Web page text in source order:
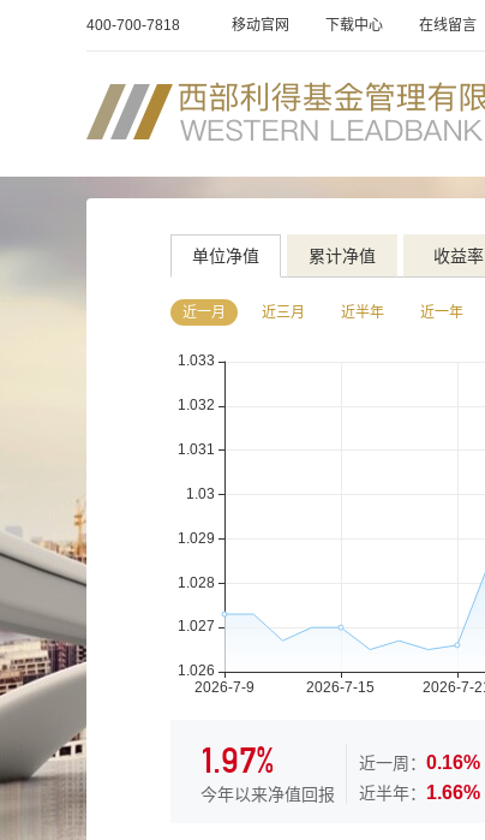
400-700-7818 移动官网 下载中心 在线留言
单位净值 累计净值 收益率
近一月 近三月 近半年 近一年
1.97%
今年以来净值回报
近一周： 0.16%
近半年： 1.66%